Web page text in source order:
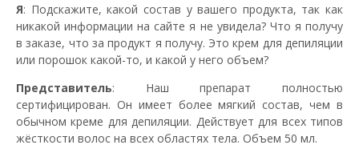
Я: Подскажите, какой состав у вашего продукта, так как
никакой информации на сайте я не увидела? Что я получу
в заказе, что за продукт я получу. Это крем для депиляции
или порошок какой-то, и какой у него объем?
Представитель: Наш препарат полностью
сертифицирован. Он имеет более мягкий состав, чем в
обычном креме для депиляции. Действует для всех типов
жёсткости волос на всех областях тела. Объем 50 мл.